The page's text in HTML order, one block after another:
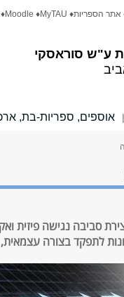
ע"ש סוראסקי
אתר הספריות♦ MyTAU
♦ Moodle
| אוספים, ספריות-בת,
סביבה נגישה פיזית
לתפקד בצורה